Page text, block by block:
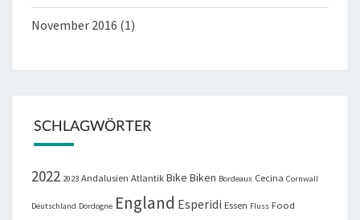
November 2016 (1)
SCHLAGWÖRTER
2022 2023 Andalusien Atlantik Bike Biken Bordeaux Cecina Cornwall
Deutschland Dordogne England Esperidi Essen Fluss Food